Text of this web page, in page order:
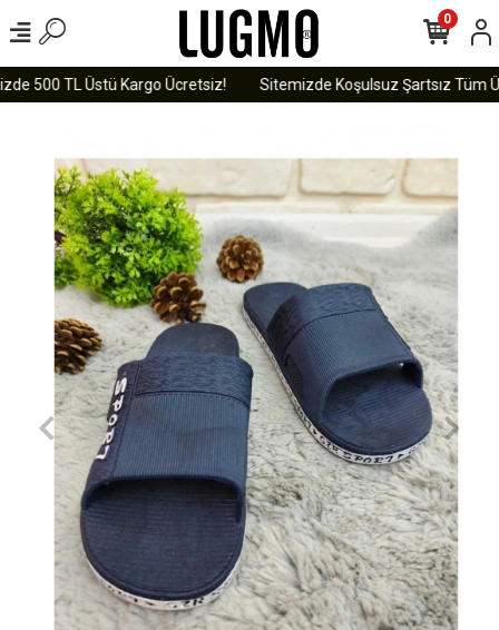
500 TL Üstü Kargo Ücretsiz! Sitemizde Koşulsuz Şartsız Tüm
0